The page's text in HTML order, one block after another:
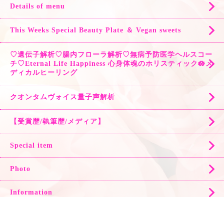
Details of menu
This Weeks Special Beauty Plate ＆ Vegan sweets
♡遺伝子解析♡腸内フローラ解析♡無病予防医学ヘルスコー
チ♡Eternal Life Happiness 心身体魂のホリスティック🪷メ
ディカルヒーリング
クオンタムヴォイス量子声解析
【受賞歴/執筆歴/メディア】
Special item
Photo
Information